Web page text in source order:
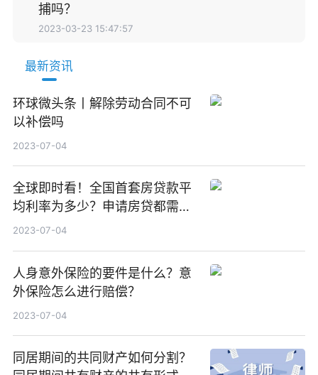
捕吗？
2023-03-23 15:47:57
最新资讯
环球微头条丨解除劳动合同不可
以补偿吗
2023-07-04
全球即时看！全国首套房贷款平
均利率为多少？申请房贷都需要
哪些材料？
2023-07-04
人身意外保险的要件是什么？意
外保险怎么进行赔偿？
2023-07-04
同居期间的共同财产如何分割？